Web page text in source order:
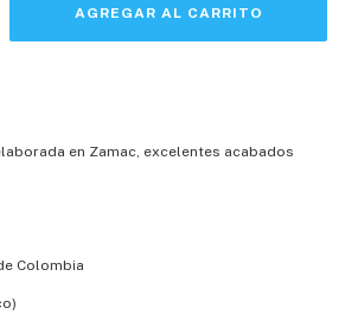
en Zamac, excelentes acabados
Colombia